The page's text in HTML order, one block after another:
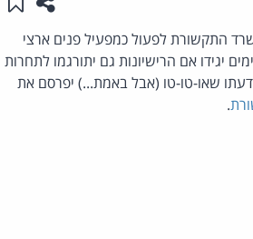
התקשורת לפעול כמפעיל פנים ארצי
רישיון דומה. ימים יגידו אם הרישיונות גם יתורגמו לתחרות
שאו-טו-טו (אבל באמת...) יפרסם את
.